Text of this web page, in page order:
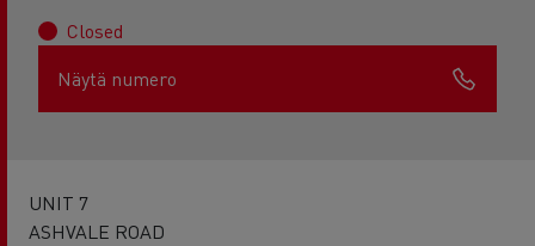
Closed
Näytä numero
UNIT 7
ASHVALE ROAD